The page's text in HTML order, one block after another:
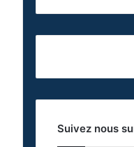
Suivez nous